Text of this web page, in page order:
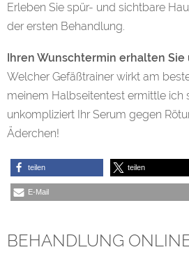
Erleben Sie spür- und sichtbare
der ersten Behandlung.
Ihren Wunschtermin erhalten Sie
Welcher Gefäßtrainer wirkt am
meinem Halbseitentest ermittle ich
unkompliziert Ihr Serum gegen
Äderchen!
teilen teilen
E-Mail
BEHANDLUNG